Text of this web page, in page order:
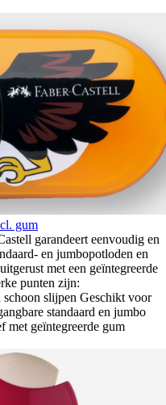
gum
garandeert eenvoudig en
en jumbopotloden en
met een geïntegreerde
punten zijn:
slijpen Geschikt voor
standaard en jumbo
met geïntegreerde gum